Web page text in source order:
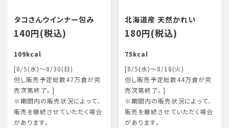
タコさんウインナー包み
140円(税込)
109kcal
[8/5(水)～8/30(日)
但し販売予定総数47万食が完
売次第終了。]
※期間内の販売状況によって、
販売を継続させていただく場合
があります。
北海道産 天然かれい
180円(税込)
75kcal
[8/5(水)～8/18(火)
但し販売予定総数44万食が完
売次第終了。]
※期間内の販売状況によって、
販売を継続させていただく場合
があります。